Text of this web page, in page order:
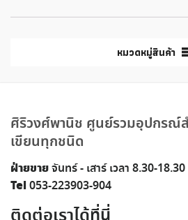
หมวดหมู่สินค้า
ศิริวงศ์พานิช ศูนย์รวมอุปกรณ์ส
เขียนทุกชนิด
ฝ่ายขายจันทร์ - เสาร์ เวลา 8.30-18.30
Tel053-223903-904